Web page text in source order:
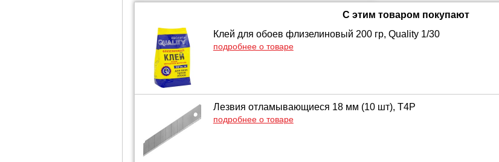
С этим товаром покупают
Клей для обоев флизелиновый 200 гр, Quality 1/30
подробнее о товаре
Лезвия отламывающиеся 18 мм (10 шт), Т4Р
подробнее о товаре